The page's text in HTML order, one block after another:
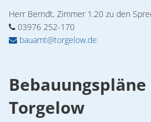
Herr Berndt, Zimmer 1.20 zu den
03976 252-170
bauamt@torgelow.de
Torgelow